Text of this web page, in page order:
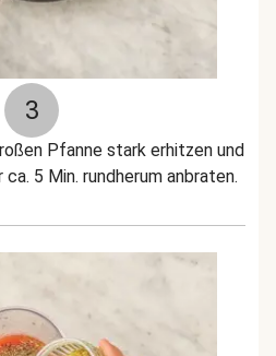
3
Pfanne stark erhitzen und
5 Min. rundherum anbraten.